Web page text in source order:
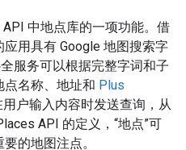
中地点库的一项功能。借
用具有 Google 地图搜索字
服务可以根据完整字词和子
名称、地址和 Plus
户输入内容时发送查询，从
API 的定义，“地点”可
的地图注点。